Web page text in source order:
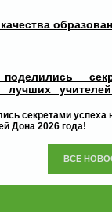
лучших
секретами успеха
Дона 2026 года!
ВСЕ